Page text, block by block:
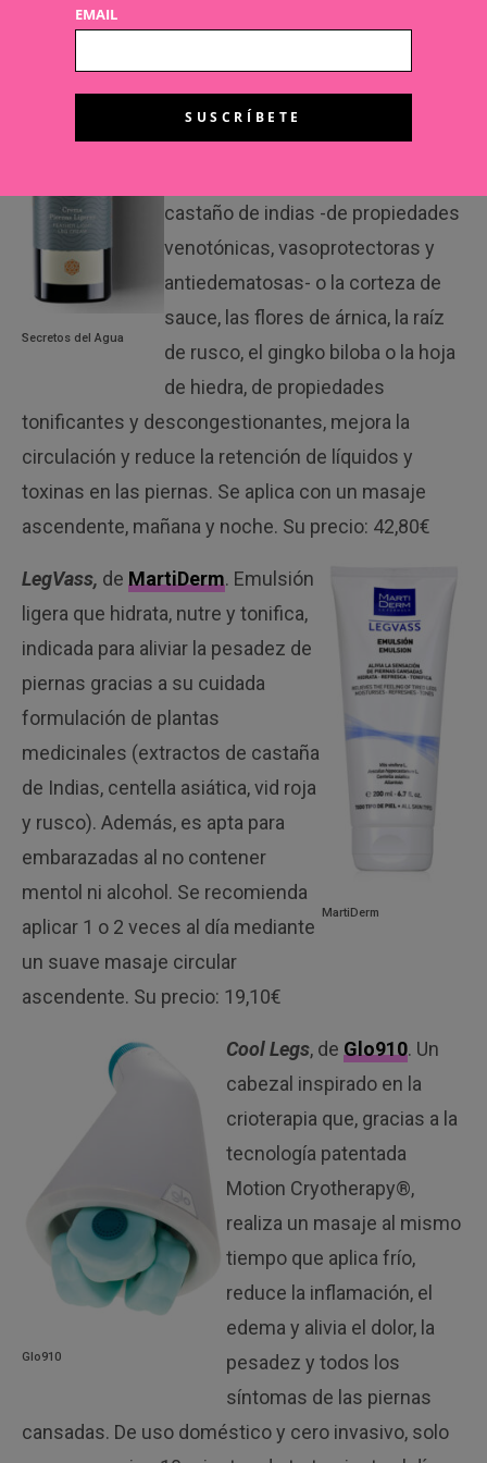
Secretos del Agua
la circulación y reduce la retención
de líquidos y toxinas en las
piernas. Su fórmula con extractos
castaño de indias -de propiedades
venotónicas, vasoprotectoras y
antiedematosas- o la corteza de
sauce, las flores de árnica, la raíz
de rusco, el gingko biloba o la hoja
de hiedra, de propiedades
tonificantes y descongestionantes, mejora la
circulación y reduce la retención de líquidos y
toxinas en las piernas. Se aplica con un masaje
ascendente, mañana y noche. Su precio: 42,80€
MartiDerm
LegVass, deMartiDerm. Emulsión
ligera que hidrata, nutre y tonifica,
indicada para aliviar la pesadez de
piernas gracias a su cuidada
formulación de plantas
medicinales (extractos de castaña
de Indias, centella asiática, vid roja
y rusco). Además, es apta para
embarazadas al no contener
mentol ni alcohol. Se recomienda
aplicar 1 o 2 veces al día mediante
un suave masaje circular
ascendente. Su precio: 19,10€
Glo910
Cool Legs, deGlo910. Un
cabezal inspirado en la
crioterapia que, gracias a la
tecnología patentada
Motion Cryotherapy®,
realiza un masaje al mismo
tiempo que aplica frío,
reduce la inflamación, el
edema y alivia el dolor, la
pesadez y todos los
síntomas de las piernas
cansadas. De uso doméstico y cero invasivo, solo
EMAIL